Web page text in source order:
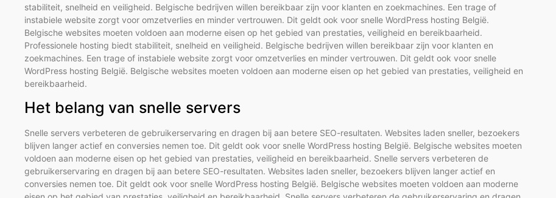
stabiliteit, snelheid en veiligheid. Belgische bedrijven willen bereikbaar zijn voor klanten en zoekmachines. Een trage of
instabiele website zorgt voor omzetverlies en minder vertrouwen. Dit geldt ook voor snelle WordPress hosting België.
Belgische websites moeten voldoen aan moderne eisen op het gebied van prestaties, veiligheid en bereikbaarheid.
Professionele hosting biedt stabiliteit, snelheid en veiligheid. Belgische bedrijven willen bereikbaar zijn voor klanten en
zoekmachines. Een trage of instabiele website zorgt voor omzetverlies en minder vertrouwen. Dit geldt ook voor snelle
WordPress hosting België. Belgische websites moeten voldoen aan moderne eisen op het gebied van prestaties, veiligheid en
bereikbaarheid.
Het belang van snelle servers
Snelle servers verbeteren de gebruikerservaring en dragen bij aan betere SEO-resultaten. Websites laden sneller, bezoekers
blijven langer actief en conversies nemen toe. Dit geldt ook voor snelle WordPress hosting België. Belgische websites moeten
voldoen aan moderne eisen op het gebied van prestaties, veiligheid en bereikbaarheid. Snelle servers verbeteren de
gebruikerservaring en dragen bij aan betere SEO-resultaten. Websites laden sneller, bezoekers blijven langer actief en
conversies nemen toe. Dit geldt ook voor snelle WordPress hosting België. Belgische websites moeten voldoen aan moderne